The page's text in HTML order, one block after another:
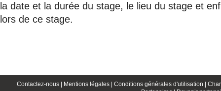
la date et la durée du stage, le lieu du stage et
lors de ce stage.
Contactez-nous | Mentions légales | Conditions générales d'utilisation |